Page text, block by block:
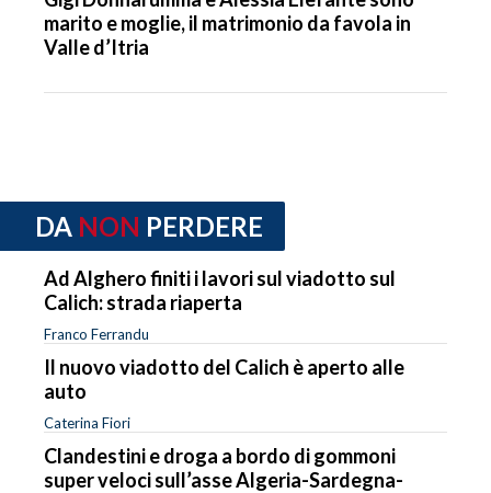
marito e moglie, il matrimonio da favola in
Valle d’Itria
DA NON PERDERE
Ad Alghero finiti i lavori sul viadotto sul
Calich: strada riaperta
Franco Ferrandu
Il nuovo viadotto del Calich è aperto alle
auto
Caterina Fiori
Clandestini e droga a bordo di gommoni
super veloci sull’asse Algeria-Sardegna-